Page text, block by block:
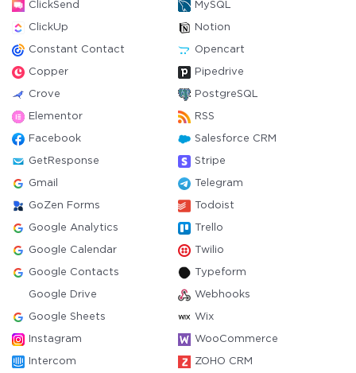
ClickSend MySQL
ClickUp Notion
Constant Contact Opencart
Copper Pipedrive
Crove PostgreSQL
Elementor RSS
Facebook Salesforce CRM
GetResponse Stripe
Gmail Telegram
GoZen Forms Todoist
Google Analytics Trello
Google Calendar Twilio
Google Contacts Typeform
Google Drive Webhooks
Google Sheets Wix
Instagram WooCommerce
Intercom ZOHO CRM